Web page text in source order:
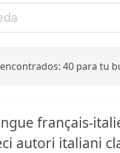
40 para tu
français-
autori italiani